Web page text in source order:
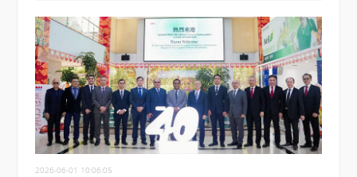
2026-06-01 10:06:05